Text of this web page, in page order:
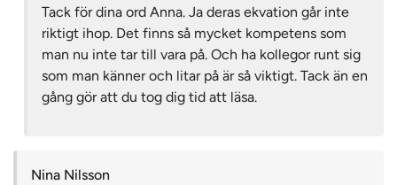
Tack för dina ord Anna. Ja deras ekvation går inte
riktigt ihop. Det finns så mycket kompetens som
man nu inte tar till vara på. Och ha kollegor runt sig
som man känner och litar på är så viktigt. Tack än en
gång gör att du tog dig tid att läsa.
Nina Nilsson